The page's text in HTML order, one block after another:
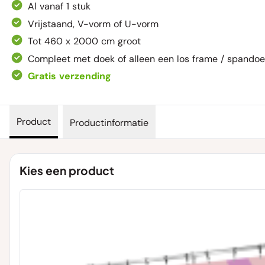
Al vanaf 1 stuk
Vrijstaand, V-vorm of U-vorm
Tot 460 x 2000 cm groot
Compleet met doek of alleen een los frame /
Gratis verzending
Product Productinformatie
Kies een product